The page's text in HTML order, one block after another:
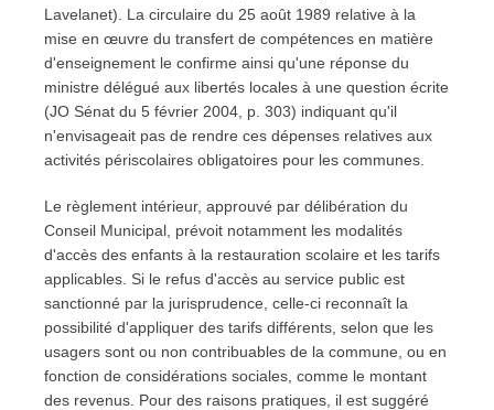
Lavelanet). La circulaire du 25 août 1989 relative à la
mise en œuvre du transfert de compétences en matière
d'enseignement le confirme ainsi qu'une réponse du
ministre délégué aux libertés locales à une question écrite
(JO Sénat du 5 février 2004, p. 303) indiquant qu'il
n'envisageait pas de rendre ces dépenses relatives aux
activités périscolaires obligatoires pour les communes.
Le règlement intérieur, approuvé par délibération du
Conseil Municipal, prévoit notamment les modalités
d'accès des enfants à la restauration scolaire et les tarifs
applicables. Si le refus d'accès au service public est
sanctionné par la jurisprudence, celle-ci reconnaît la
possibilité d'appliquer des tarifs différents, selon que les
usagers sont ou non contribuables de la commune, ou en
fonction de considérations sociales, comme le montant
des revenus. Pour des raisons pratiques, il est suggéré